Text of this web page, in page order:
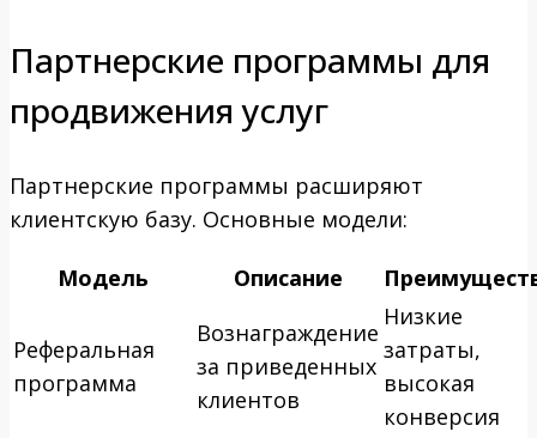
Партнерские программы для
продвижения услуг
Партнерские программы расширяют
клиентскую базу. Основные модели:
Модель Описание
Реферальная
программа
Вознаграждение
за приведенных
клиентов
Низкие
затраты,
высокая
конверсия